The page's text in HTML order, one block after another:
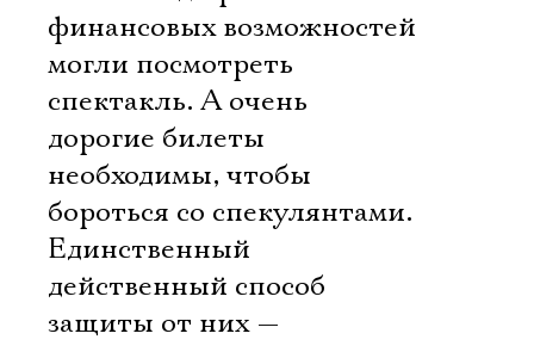
финансовых возможностей
могли посмотреть
спектакль. А очень
дорогие билеты
необходимы, чтобы
бороться со спекулянтами.
Единственный
действенный способ
защиты от них —